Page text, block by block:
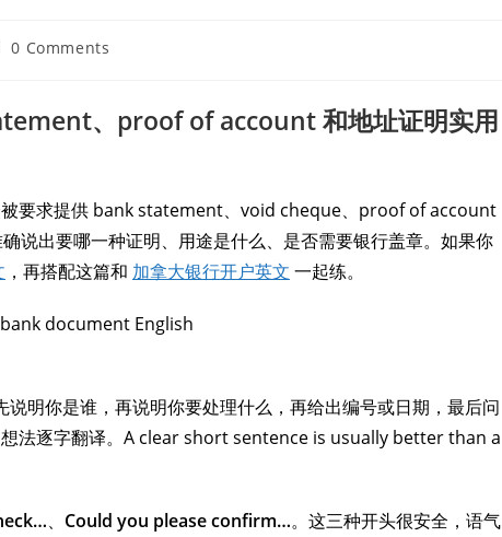
0 Comments
、proof of account 和地址证明实用
被要求提供 bank statement、void cheque、proof of account
说出要哪一种证明、用途是什么、是否需要银行盖章。如果你
，再搭配这篇和 加拿大银行开户英文 一起练。
说明你是谁，再说明你要处理什么，再给出编号或日期，最后问
法逐字翻译。A clear short sentence is usually better than a
、 Could you please confirm…。这三种开头很安全，语气